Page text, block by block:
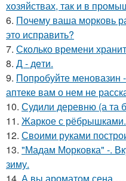
хозяйствах, так и в
6. Почему ваша морковь
это исправить?
7. Сколько времени
8. Д - дeти.
9. Попробуйте меновазин
аптеке вам о нем не
10. Судили деревню (а та
11. Жаркое с рёбрышками.
12. Своими руками
13. "Мадам Морковка" -.
зиму.